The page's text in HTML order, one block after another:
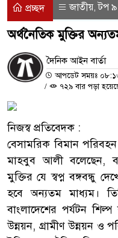
প্রচ্ছদ জাতীয়,টপ ৯
অর্থনৈতিক মুক্তির অন্যতম
দৈনিক আইন বার্তা
আপডেট সময়ঃ
/
৭২৯ বার পড়া
নিজস্ব প্রতিবেদক :
বেসামরিক বিমান পরিবহন
মাহবুব আলী বলেছেন,
মুক্তির যে স্বপ্ন বঙ্গবন্ধু
হবে অন্যতম মাধ্যম।
বাংলাদেশের পর্যটন শিল্প
উন্নয়ন, গ্রামীণ উন্নয়ন ও